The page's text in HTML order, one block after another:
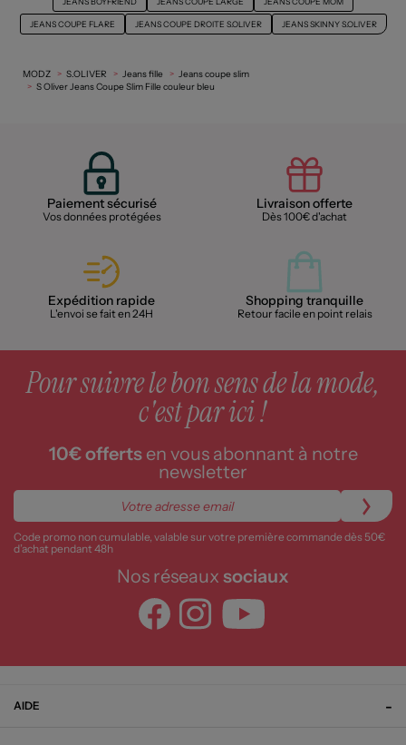
JEANS COUPE FLARE JEANS COUPE DROITE S.OLIVER JEANS SKINNY S.OLIVER
MODZ S.OLIVER Jeans fille
Jeans coupe slim
S Oliver Jeans Coupe Slim Fille couleur bleu
Paiement sécurisé
Vos données protégées
Livraison offerte
Dès 100€ d'achat
Expédition rapide
L'envoi se fait en 24H
Shopping tranquille
Retour facile en point relais
Pour suivre le bon sens de la mode,
c'est par ici !
10€ offertsen vous abonnant à notre
newsletter
Code promo non cumulable, valable sur votre première commande dès 50€
d’achat pendant 48h
Nos réseaux sociaux
AIDE